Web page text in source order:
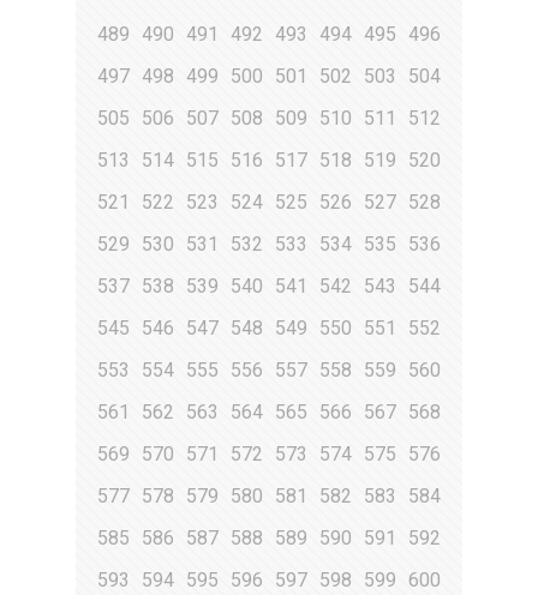
489
490 491 492 493 494 495
496
497 498 499 500 501 502 503
504
505
506 507 508 509 510 511
512
513
514 515 516 517 518 519
520
521
522 523 524 525 526 527 528
529
530 531 532 533 534 535
536
537 538 539 540 541 542 543
544
545
546 547 548 549 550 551
552
553
554 555 556 557 558 559
560
561
562 563 564 565 566 567 568
569
570 571 572 573 574 575
576
577 578 579 580 581 582 583
584
585
586 587 588 589 590 591
592
593
594 595 596 597 598 599
600